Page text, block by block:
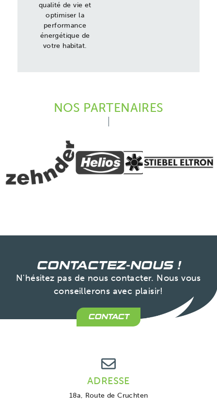
qualité de vie et
optimiser la
performance
énergétique de
votre habitat.
NOS PARTENAIRES
CONTACTEZ-NOUS !
N'hésitez pas de nous contacter. Nous vous
conseillerons avec plaisir!
CONTACT
ADRESSE
18a, Route de Cruchten